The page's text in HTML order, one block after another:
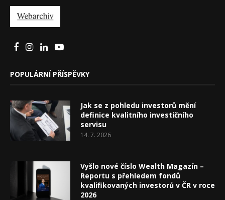
POPULÁRNÍ PŘÍSPĚVKY
Jak se z pohledu investorů mění
definice kvalitního investičního
servisu
14. 7. 2026
Vyšlo nové číslo Wealth Magazín –
Reportu s přehledem fondů
kvalifikovaných investorů v ČR v roce
2026